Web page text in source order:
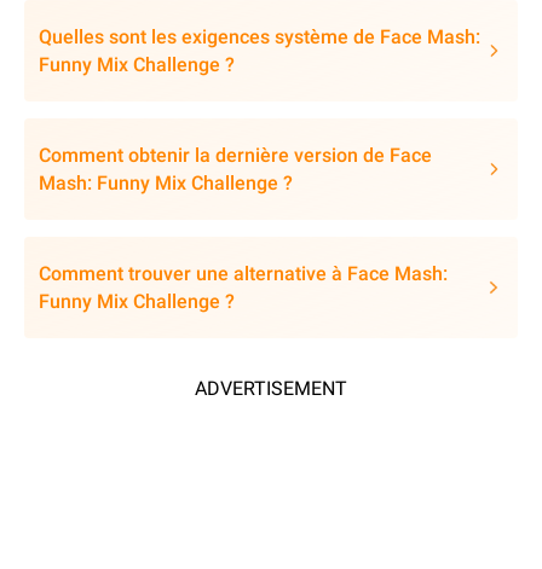
Quelles sont les exigences système de Face Mash:
Funny Mix Challenge ?
Comment obtenir la dernière version de Face
Mash: Funny Mix Challenge ?
Comment trouver une alternative à Face Mash:
Funny Mix Challenge ?
ADVERTISEMENT